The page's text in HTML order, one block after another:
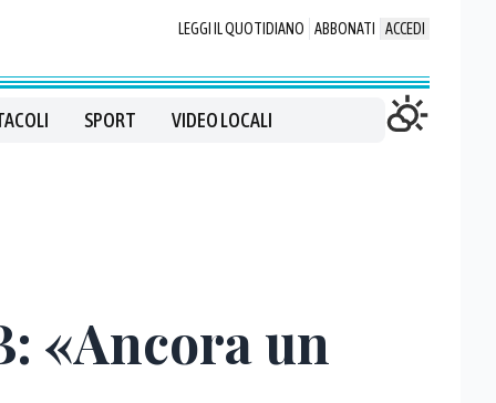
LEGGI IL QUOTIDIANO ABBONATI ACCEDI
SPORT VIDEO LOCALI
«Ancora un